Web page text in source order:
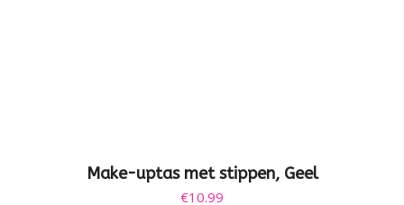
Make-uptas met stippen, Geel
€10.99